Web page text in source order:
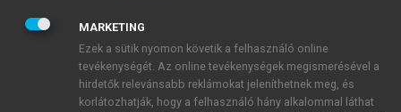
JELSZÓ
JELSZÓ ÚJRA
MARKETING
Ezek a sütik nyomon követik a felhasználó online
tevékenységét. Az online tevékenységek megismerésével a
hirdetők relevánsabb reklámokat jeleníthetnek meg, és
korlátozhatják, hogy a felhasználó hány alkalommal láthat